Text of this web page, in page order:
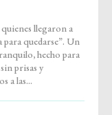
a las...